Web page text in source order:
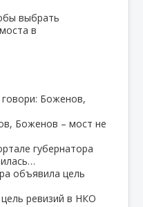
выбрать
в
Боженов,
губернатора
объявила цель